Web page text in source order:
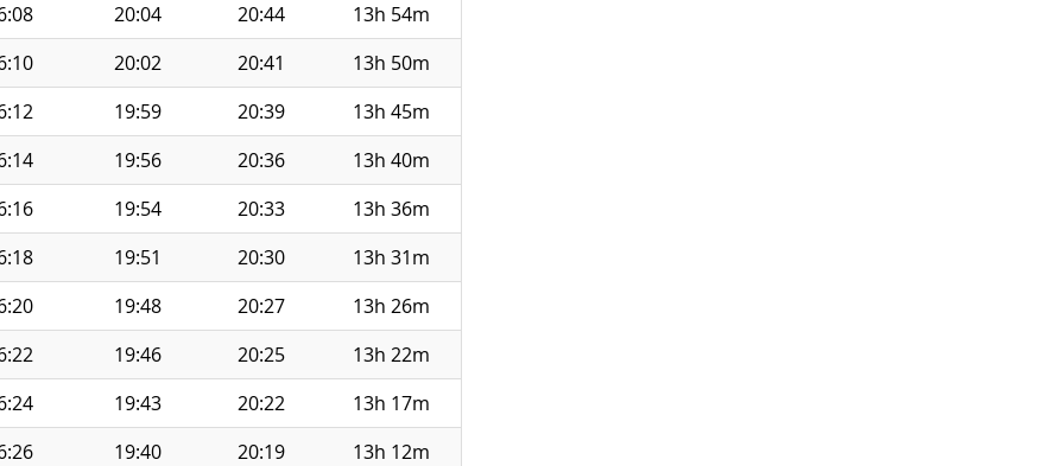
20:04 20:44
13h 54m
20:02 20:41
13h 50m
19:59 20:39
13h 45m
19:56 20:36
13h 40m
19:54 20:33
13h 36m
19:51 20:30
13h 31m
19:48 20:27
13h 26m
19:46 20:25
13h 22m
19:43 20:22
13h 17m
19:40 20:19
13h 12m